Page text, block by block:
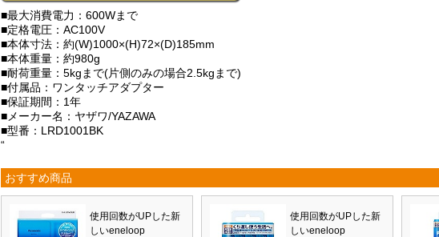
■最大消費電力：600Wまで
■定格電圧：AC100V
■本体寸法：約(W)1000×(H)72×(D)185mm
■本体重量：約980g
■耐荷重量：5kgまで(片側のみの場合2.5kgまで)
■付属品：ワンタッチアダプター
■保証期間：1年
■メーカー名：ヤザワ/YAZAWA
■型番：LRD1001BK
“
おすすめ商品
使用回数がUPした新
しいeneloop
使用回数がUPした新
しいeneloop